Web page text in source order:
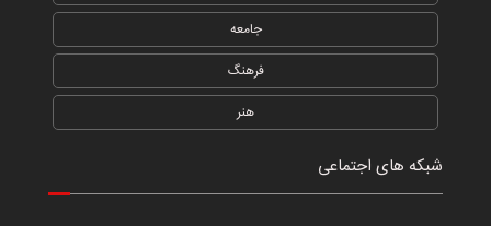
جامعه
فرهنگ
هنر
شبکه های اجتماعی